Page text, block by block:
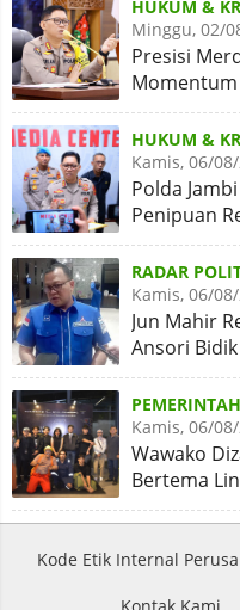
HUKUM &
Minggu, 02/
Presisi
Momentum
HUKUM &
Kamis, 06/
Polda
Penipuan
Personel
RADAR
Kamis, 06/
Jun Mahir
Ansori
Kamis, 06/
Wawako
Bertema
Kota Hijau
Kode Etik Internal